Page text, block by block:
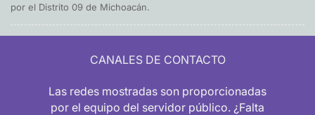
por el Distrito 09 de Michoacán.
CANALES DE CONTACTO
Las redes mostradas son proporcionadas
por el equipo del servidor público. ¿Falta